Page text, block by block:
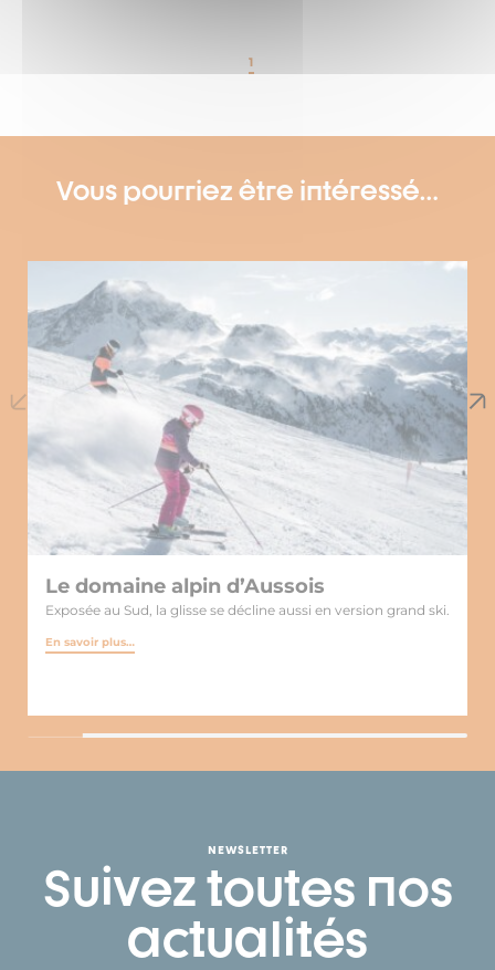
1
Vous pourriez être intéressé…
Le domaine alpin d’Aussois
Exposée au Sud, la glisse se décline aussi en version grand ski.
En savoir plus…
NEWSLETTER
Suivez toutes nos
actualités